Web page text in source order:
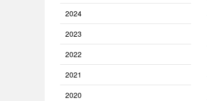
2024
2023
2022
2021
2020